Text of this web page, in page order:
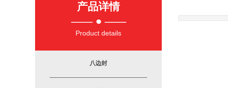
产品详情
—— ● ——
Product details
八边封